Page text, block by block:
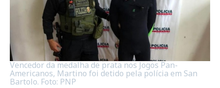
Vencedor da medalha de prata nos Jogos Pan-
Americanos, Martino foi detido pela polícia em San
Bartolo. Foto: PNP